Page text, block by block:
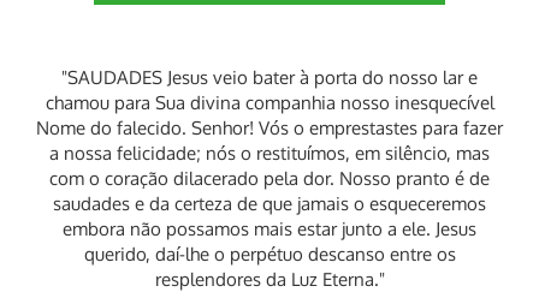
"SAUDADES Jesus veio bater à porta do nosso lar e
chamou para Sua divina companhia nosso inesquecível
Nome do falecido. Senhor! Vós o emprestastes para fazer
a nossa felicidade; nós o restituímos, em silêncio, mas
com o coração dilacerado pela dor. Nosso pranto é de
saudades e da certeza de que jamais o esqueceremos
embora não possamos mais estar junto a ele. Jesus
querido, daí-lhe o perpétuo descanso entre os
resplendores da Luz Eterna."